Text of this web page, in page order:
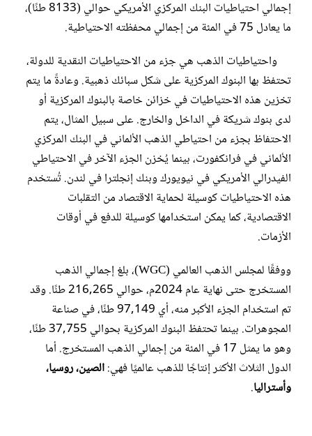
إجمالي احتياطيات البنك المركزي الأمريكي حوالي (8133 طنًا)،
ما يعادل 75 في المئة من إجمالي محفظته الاحتياطية.
واحتياطيات الذهب هي جزء من الاحتياطيات النقدية للدولة،
تحتفظ بها البنوك المركزية على شكل سبائك ذهبية. وعادةً ما يتم
تخزين هذه الاحتياطيات في خزائن خاصة بالبنوك المركزية أو
لدى بنوك شريكة في الداخل والخارج. على سبيل المثال، يتم
الاحتفاظ بجزء من احتياطي الذهب الألماني في البنك المركزي
الألماني في فرانكفورت، بينما يُخزن الجزء الآخر في الاحتياطي
الفيدرالي الأمريكي في نيويورك وبنك إنجلترا في لندن. تُستخدم
هذه الاحتياطيات كوسيلة لحماية الاقتصاد من التقلبات
الاقتصادية، كما يمكن استخدامها كوسيلة للدفع في أوقات
الأزمات.
ووفقًا لمجلس الذهب العالمي (WGC)، بلغ إجمالي الذهب
المستخرج حتى نهاية عام 2024م، حوالي 216,265 طنًا. وقد
تم استخدام الجزء الأكبر منه، أي 97,149 طنًا، في صناعة
المجوهرات. بينما تحتفظ البنوك المركزية بحوالي 37,755 طنًا،
وهو ما يمثل 17 في المئة من إجمالي الذهب المستخرج. أما
الدول الثلاث الأكثر إنتاجًا للذهب عالميًا فهي:الصين، روسيا،
وأستراليا.